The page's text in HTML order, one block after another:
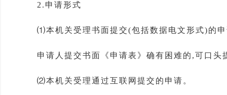
2.申请形式
⑴本机关受理书面提交(包括数据电文形式)的
申请人提交书面《申请表》确有困难的,可口
⑵本机关受理通过互联网提交的申请。